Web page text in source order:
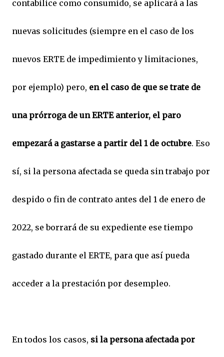
contabilice como consumido, se aplicará a las
nuevas solicitudes (siempre en el caso de los
nuevos ERTE de impedimiento y limitaciones,
por ejemplo) pero, en el caso de que se trate de
una prórroga de un ERTE anterior, el paro
empezará a gastarse a partir del 1 de octubre. Eso
sí, si la persona afectada se queda sin trabajo por
despido o fin de contrato antes del 1 de enero de
2022, se borrará de su expediente ese tiempo
gastado durante el ERTE, para que así pueda
acceder a la prestación por desempleo.
En todos los casos, si la persona afectada por